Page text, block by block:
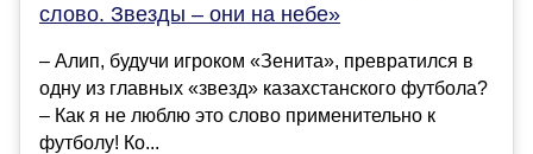
слово. Звезды – они на небе»
– Алип, будучи игроком «Зенита», превратился в
одну из главных «звезд» казахстанского футбола?
– Как я не люблю это слово применительно к
футболу! Ко...